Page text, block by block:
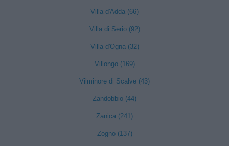
Villa d'Adda (66)
Villa di Serio (92)
Villa d'Ogna (32)
Villongo (169)
Vilminore di Scalve (43)
Zandobbio (44)
Zanica (241)
Zogno (137)